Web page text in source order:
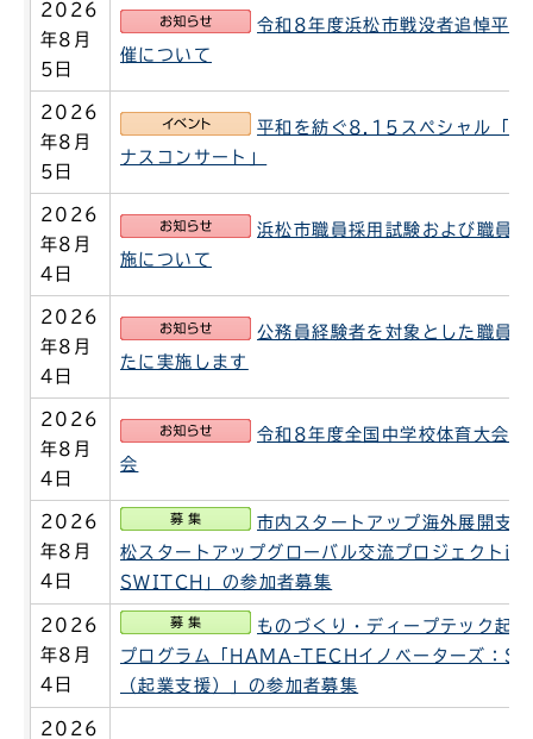
2026
年8月
5日
お知らせ
令和8年度浜松市戦没者追悼平和
催について
2026
年8月
5日
イベント
平和を紡ぐ8.15スペシャル「
ナスコンサート」
2026
年8月
4日
お知らせ
浜松市職員採用試験および職員
施について
2026
年8月
4日
お知らせ
公務員経験者を対象とした職員
たに実施します
2026
年8月
4日
お知らせ
令和8年度全国中学校体育大会出
会
2026
年8月
4日
市内スタートアップ海外展開支
松スタートアップグローバル交流プロジェクトin
SWITCH」の参加者募集
2026
年8月
4日
ものづくり・ディープテック起
プログラム「HAMA-TECHイノベーターズ：
（起業支援）」の参加者募集
2026